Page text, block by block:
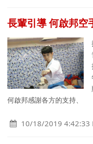
長輩引導 何啟邦空
何啟邦感謝各方的支持、
10/18/2019 4:42:33